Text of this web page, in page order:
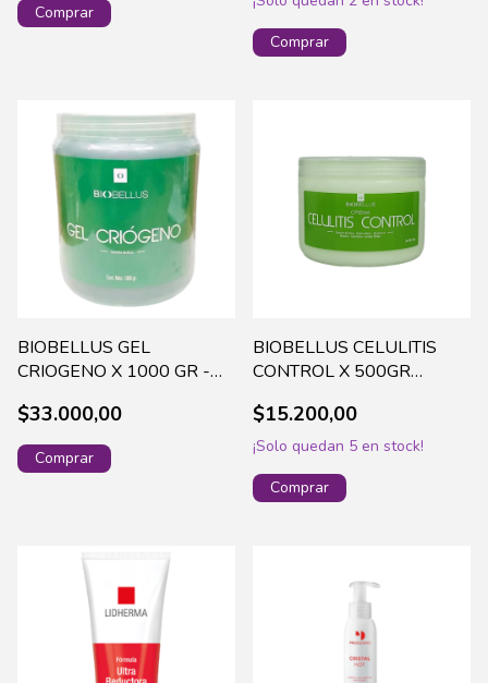
BIOBELLUS GEL
CRIOGENO X 1000 GR -
$33.000,00
BIOBELLUS CELULITIS
CONTROL X 500GR
$15.200,00
¡Solo quedan 5 en stock!